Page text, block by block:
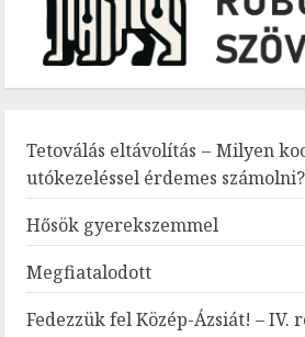
Tetoválás eltávolítás – Milyen
utókezeléssel érdemes számolni?
Hősök gyerekszemmel
Megfiatalodott
Fedezzük fel Közép-Ázsiát! – IV.